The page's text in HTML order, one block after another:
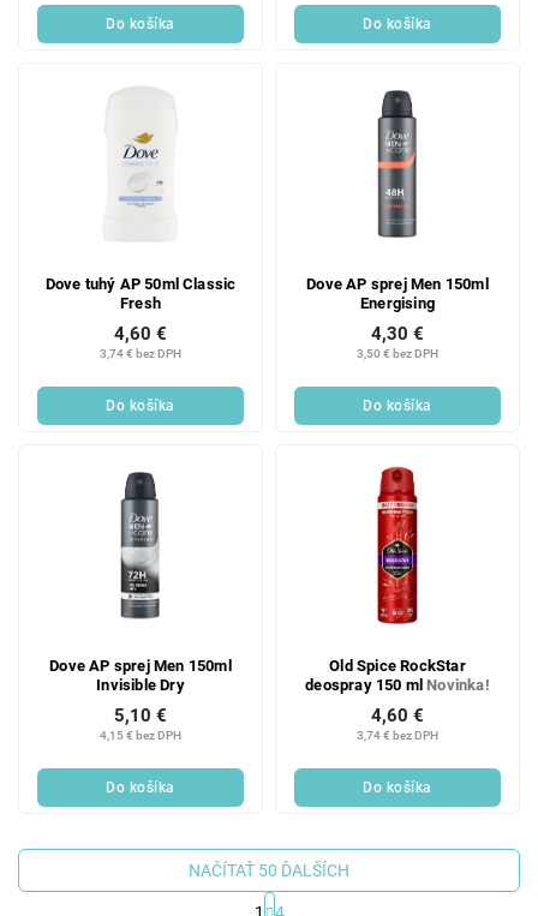
Do košíka Do košíka
Dove tuhý AP 50ml Classic
Fresh
3,74 € bez DPH
4,60 €
Do košíka
Dove AP sprej Men 150ml
Energising
3,50 € bez DPH
4,30 €
Do košíka
Dove AP sprej Men 150ml
Invisible Dry
4,15 € bez DPH
5,10 €
Do košíka
Old Spice RockStar
deospray 150 mlNovinka!
3,74 € bez DPH
4,60 €
Do košíka
NAČÍTAŤ 50 ĎALŠÍCH